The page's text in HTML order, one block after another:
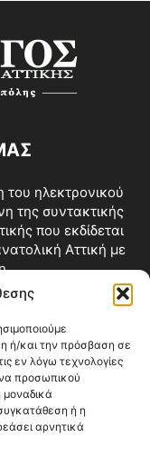
ή/και την πρόσβαση σε
εν λόγω τεχνολογίες
προσωπικού
ή η
αρνητικά
του ηλεκτρονικού
της συντακτικής
που εκδίδεται
Αττική με